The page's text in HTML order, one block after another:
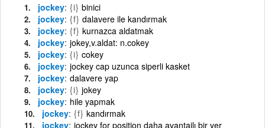
jockey {i} binici
jockey {f} dalavere ile kandırmak
jockey {f} kurnazca aldatmak
jockey jokey,v.aldat: n.cokey
jockey {i} cokey
jockey jockey cap uzunca siperli kasket
jockey dalavere yap
jockey {i} jokey
jockey hile yapmak
jockey {f} kandırmak
jockey jockey for position daha avantajlı bir yer